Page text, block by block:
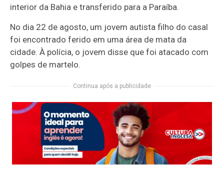
interior da Bahia e transferido para a Paraíba.
No dia 22 de agosto, um jovem autista filho do casal
foi encontrado ferido em uma área de mata da
cidade. À polícia, o jovem disse que foi atacado com
golpes de martelo.
Continua após a publicidade